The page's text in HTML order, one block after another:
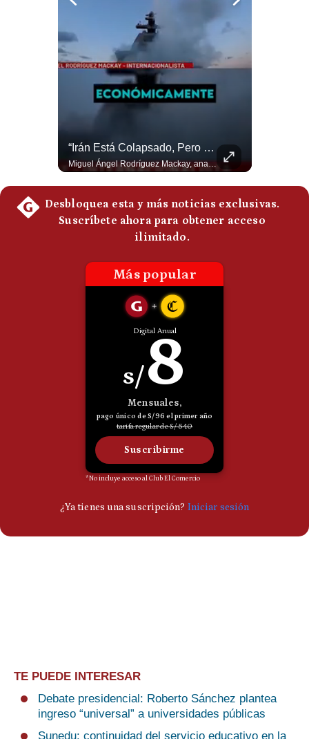
“Irán Está Colapsado, Pero EE.UU. Parece Desesperado” | #radar24
Miguel Ángel Rodríguez Mackay, analista internacional, sostiene que las negociaciones fueron impulsadas por Irán y no por Estados Unidos. Según su análisis, Teherán estaría debilitado militar y económicamente, aunque la narrativa internacional presenta a Trump como el líder desesperado por terminar una guerra que no puede ganar. #Geopolitica #Iran #DonaldTrump #RodriguezMackay #EEUU #NoticiasInternacionales #PoliticaInternacional #AnalisisGeopolitico #Shorts 👉 Suscríbete y activa la campana para no perderte nuestro análisis diario. 🌎 Síguenos en nuestras redes sociales: 📌 Web oficial: https://gestion.pe/mundo/ 📌 LinkedIn: http://bit.ly/3HYIET0 📌 X (Twitter): http://bit.ly/4noZtX9 📌 TikTok: http://bit.ly/4evB6TO
TE PUEDE INTERESAR
Debate presidencial: Roberto Sánchez plantea
ingreso “universal” a universidades públicas
Sunedu: continuidad del servicio educativo en la